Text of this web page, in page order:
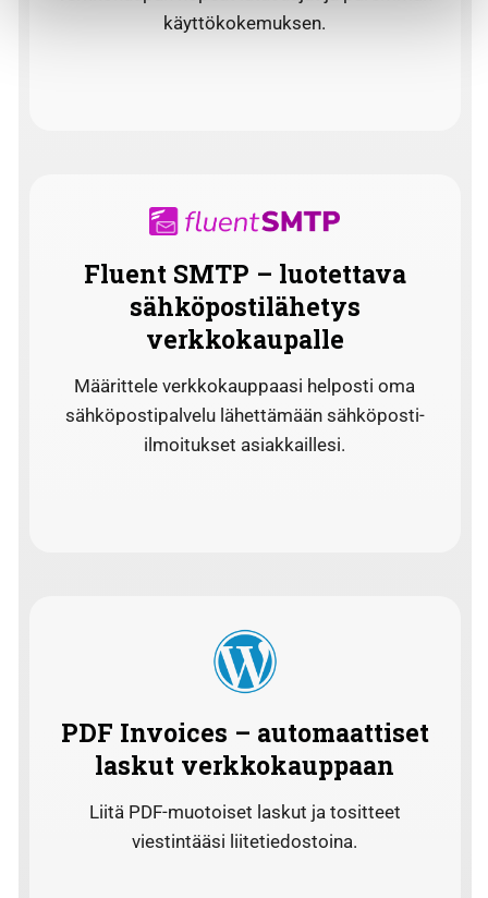
käyttökokemuksen.
Fluent SMTP – luotettava
sähköpostilähetys
verkkokaupalle
Määrittele verkkokauppaasi helposti oma
sähköpostipalvelu lähettämään sähköposti-
ilmoitukset asiakkaillesi.
PDF Invoices – automaattiset
laskut verkkokauppaan
Liitä PDF-muotoiset laskut ja tositteet
viestintääsi liitetiedostoina.